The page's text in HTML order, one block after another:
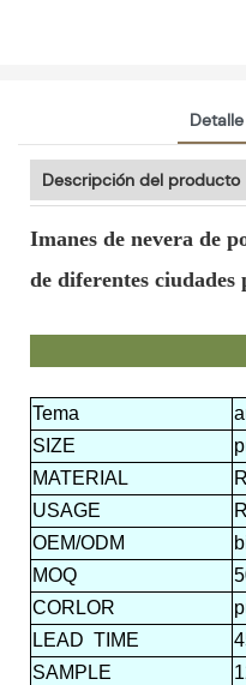
Descripción del producto
Imanes de nevera de
de diferentes ciudades
Tema
SIZE
MATERIAL
USAGE
OEM/ODM
MOQ
CORLOR
LEAD TIME
SAMPLE